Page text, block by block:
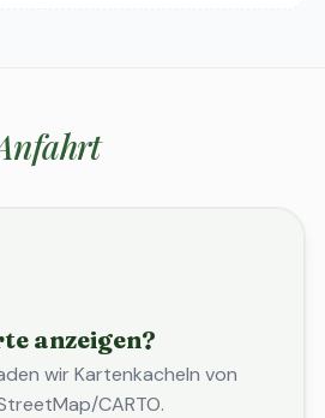
anzeigen?
wir Kartenkacheln von
CARTO.